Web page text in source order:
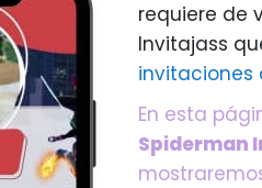
requiere de
Invitajass
En esta
Spiderman